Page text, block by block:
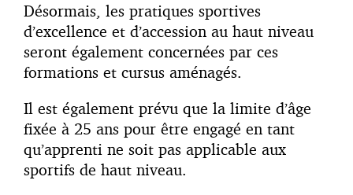
Désormais, les pratiques sportives
d’excellence et d’accession au haut niveau
seront également concernées par ces
formations et cursus aménagés.
Il est également prévu que la limite d’âge
fixée à 25 ans pour être engagé en tant
qu’apprenti ne soit pas applicable aux
sportifs de haut niveau.